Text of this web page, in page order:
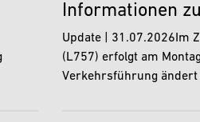
Informationen
Update | 31.07.2026Im
(L757) erfolgt am
Verkehrsführung